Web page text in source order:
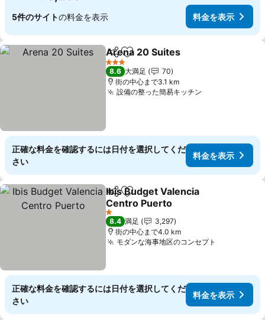
5件のサイトの料金を表示 料金を表示
シェアお気に入りに追加
Arena 20 Suites
3 ホテルのランク
8.6 大満足
70
街の中心まで3.1 km
設備の整った簡易キッチン
正確な料金を確認するには日付を選択してくだ
さい
料金を表示
シェアお気に入りに追加
Ibis Budget Valencia
Centro Puerto
1 ホテルのランク
8.4 満足
3,297
街の中心まで4.0 km
モダンな海事地区のコンセプト
正確な料金を確認するには日付を選択してくだ
さい
料金を表示